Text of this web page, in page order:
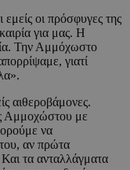
οι πρόσφυγες της
για μας. Η
Την Αμμόχωστο
γιατί
αιθεροβάμονες.
Αμμοχώστου με
να
αν πρώτα
τα ανταλλάγματα